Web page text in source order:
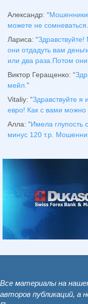
Александр: “
можете не
Лариса: “
они отдадуть вам
или два раза.Потом
Виктор Геращенко: “
мейл.”
Vitaliy: “Здравствуйте я
евро! Как с вами можно
Алла: “Имела глупость
минус 120 т.р.
Все материалы на
авторов публикаций, а